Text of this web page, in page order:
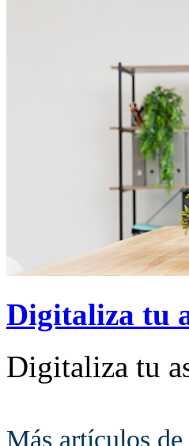
Digitaliza tu
Digitaliza tu
Más artículos de